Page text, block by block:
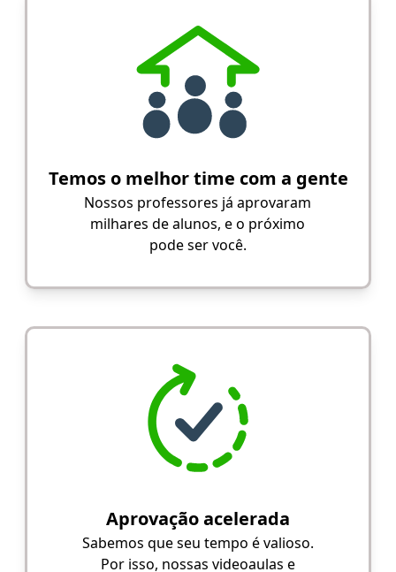
Temos o melhor time com a gente
Nossos professores já aprovaram
milhares de alunos, e o próximo
pode ser você.
Aprovação acelerada
Sabemos que seu tempo é valioso.
Por isso, nossas videoaulas e